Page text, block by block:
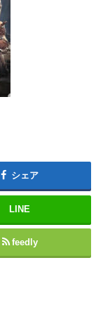
シェア
LINE
feedly